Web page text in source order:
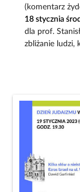
(komentarz
18 stycznia
dla prof.
zbliżanie ludzi,